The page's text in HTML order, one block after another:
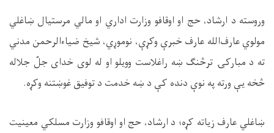
وروسته د ارشاد، حج او اوقافو وزارت اداري او مالي مرستیال ښاغلي
مولوي عارف‌الله عارف خبرې وکړې، نوموړي، شیخ ضیاءالرحمن مدني
ته د مبارکۍ ترڅنګ ښه راغلاست وویلو او له لوی خدای جلّ جلاله
څخه یې ورته په نوې دنده کې د ښه خدمت د توفیق غوښتنه وکړه.
ښاغلي عارف زیاته کړه؛ د ارشاد، حج او اوقافو وزارت مسلکي معینیت